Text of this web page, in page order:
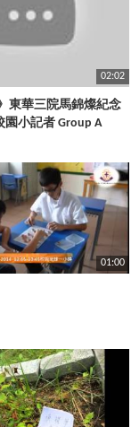
02:02
東華三院馬錦燦紀念
園小記者 Group A
01:00